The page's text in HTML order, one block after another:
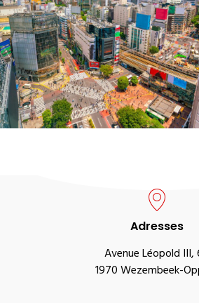
Adresses
Avenue Léopold III,
1970 Wezembeek-